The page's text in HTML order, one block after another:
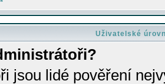
Uživatelské
jsou lidé pověření